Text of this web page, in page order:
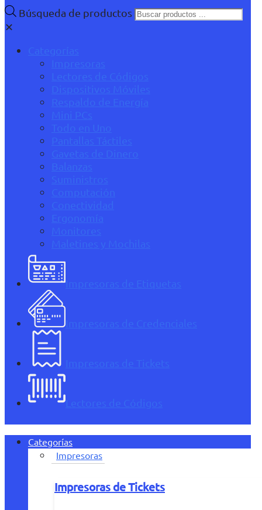
Búsqueda de productos
✕
Categorías
Impresoras
Lectores de Códigos
Dispositivos Móviles
Respaldo de Energía
Mini PCs
Todo en Uno
Pantallas Táctiles
Gavetas de Dinero
Balanzas
Suministros
Computación
Conectividad
Ergonomía
Monitores
Maletines y Mochilas
Impresoras de Etiquetas
Impresoras de Credenciales
Impresoras de Tickets
Lectores de Códigos
Categorías
Impresoras
Impresoras de Tickets